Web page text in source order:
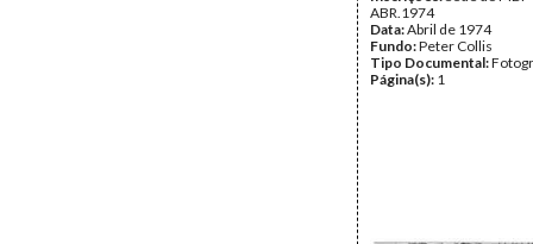
ABR.1974
Data:Abril de 1974
Fundo:Peter Collis
Tipo Documental:
Página(s): 1